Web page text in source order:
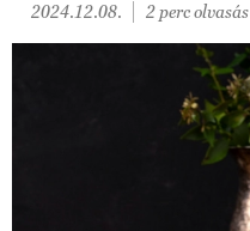
2024.12.08. 2 perc olvasás